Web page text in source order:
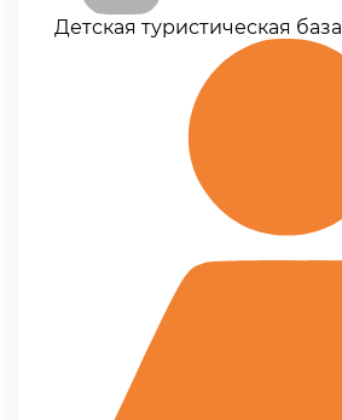
Детская туристическая база